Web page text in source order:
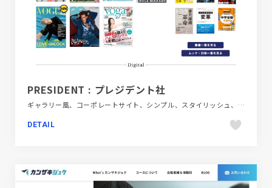
PRESIDENT : プレジデント社
ギャラリー風、コーポレートサイト、シンプル、スタイリッシュ、デザイン・アート・音楽・文芸、フラットデザイン、ホワイト系、ポートフォリオ
DETAIL